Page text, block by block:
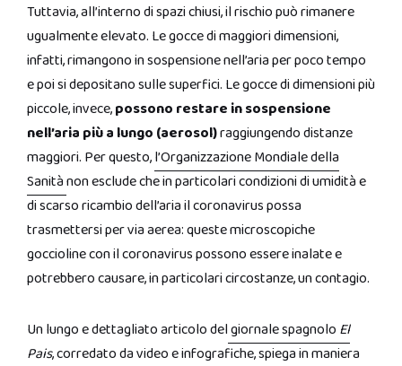
Tuttavia, all’interno di spazi chiusi, il rischio può rimanere
ugualmente elevato. Le gocce di maggiori dimensioni,
infatti, rimangono in sospensione nell’aria per poco tempo
e poi si depositano sulle superfici. Le gocce di dimensioni più
piccole, invece,possono restare in sospensione
nell’aria più a lungo (aerosol)raggiungendo distanze
maggiori. Per questo,l’Organizzazione Mondiale della
Sanitànon esclude che in particolari condizioni di umidità e
di scarso ricambio dell’aria il coronavirus possa
trasmettersi per via aerea: queste microscopiche
goccioline con il coronavirus possono essere inalate e
potrebbero causare, in particolari circostanze, un contagio.
Un lungo e dettagliato articolo delgiornale spagnolo El
Pais, corredato da video e infografiche, spiega in maniera